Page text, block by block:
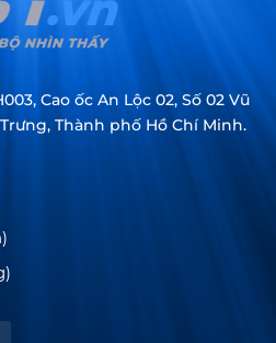
Cao ốc An Lộc 02, Số 02 Vũ
Thành phố Hồ Chí Minh.